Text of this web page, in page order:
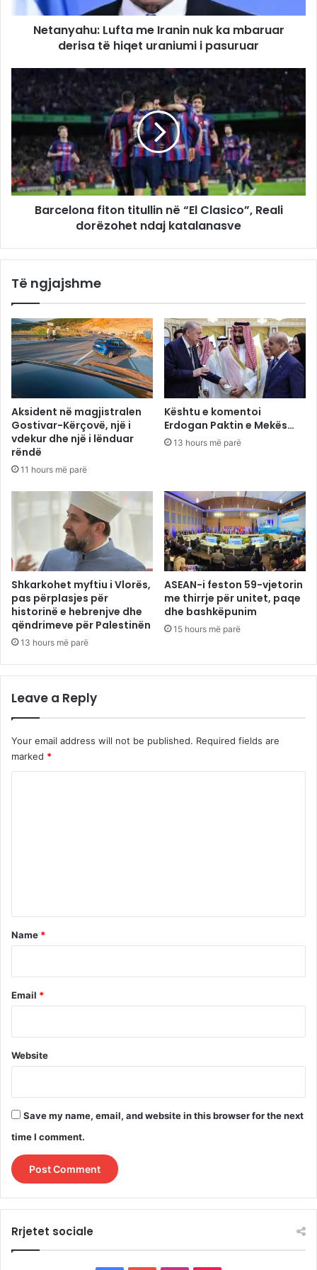
Netanyahu: Lufta me Iranin nuk ka mbaruar
derisa të hiqet uraniumi i pasuruar
Barcelona fiton titullin në “El Clasico”, Reali
dorëzohet ndaj katalanasve
Të ngjajshme
Aksident në magjistralen
Gostivar-Kërçovë, një i
vdekur dhe një i lënduar
rëndë
11 hours më parë
Kështu e komentoi
Erdogan Paktin e Mekës…
13 hours më parë
Shkarkohet myftiu i Vlorës,
pas përplasjes për
historinë e hebrenjve dhe
qëndrimeve për Palestinën
13 hours më parë
ASEAN-i feston 59-vjetorin
me thirrje për unitet, paqe
dhe bashkëpunim
15 hours më parë
Leave a Reply
Your email address will not be published. Required fields are
marked *
*
Name *
Email *
Website
Save my name, email, and website in this browser for the next
time I comment.
Rrjetet sociale